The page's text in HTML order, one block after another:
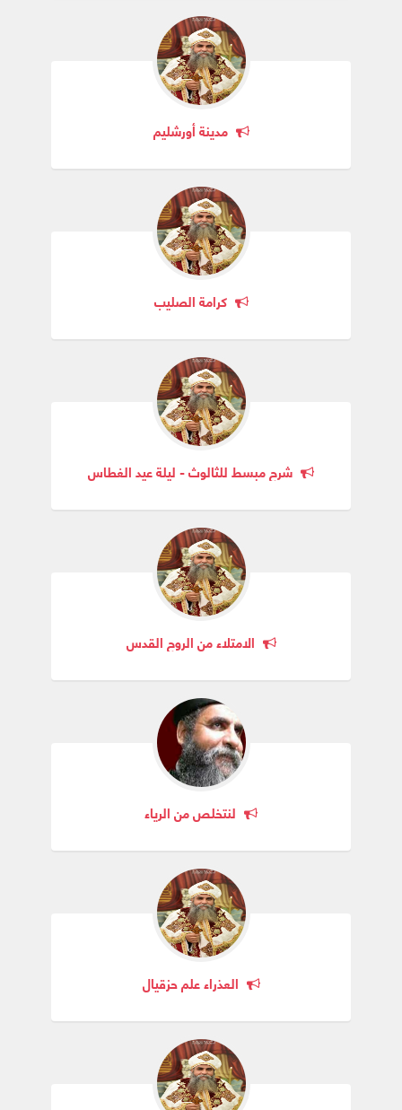
مدينة أورشليم
كرامة الصليب
شرح مبسط للثالوث - ليلة عيد الغطاس
الامتلاء من الروح القدس
لنتخلص من الرياء
العذراء علم حزقيال